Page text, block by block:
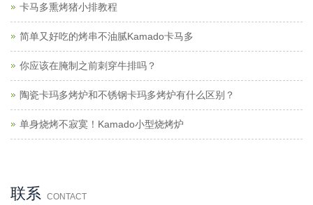
卡马多熏烤猪小排教程
简单又好吃的烤串不油腻Kamado卡马多
你应该在腌制之前刺穿牛排吗？
陶瓷卡玛多烤炉和不锈钢卡玛多烤炉有什么区别？
单身烧烤不寂寞！Kamado小型烧烤炉
联系 CONTACT